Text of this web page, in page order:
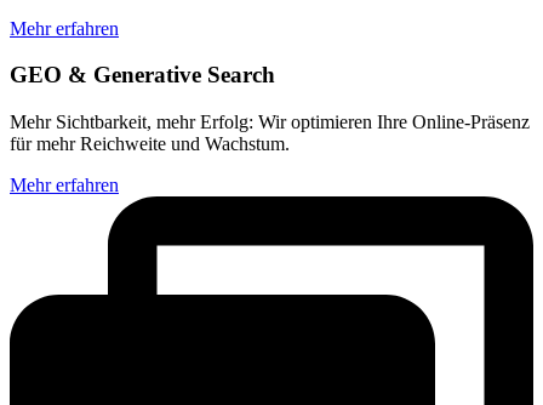
Mehr erfahren
GEO & Generative Search
Mehr Sichtbarkeit, mehr Erfolg: Wir optimieren Ihre Online-Präsenz
für mehr Reichweite und Wachstum.
Mehr erfahren